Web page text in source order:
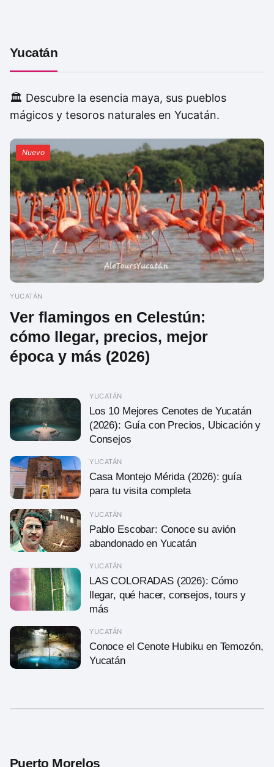
Yucatán
🏛️ Descubre la esencia maya, sus pueblos
mágicos y tesoros naturales en Yucatán.
Nuevo
YUCATÁN
Ver flamingos en Celestún:
cómo llegar, precios, mejor
época y más (2026)
YUCATÁN
Los 10 Mejores Cenotes de Yucatán
(2026): Guía con Precios, Ubicación y
Consejos
YUCATÁN
Casa Montejo Mérida (2026): guía
para tu visita completa
YUCATÁN
Pablo Escobar: Conoce su avión
abandonado en Yucatán
YUCATÁN
LAS COLORADAS (2026): Cómo
llegar, qué hacer, consejos, tours y
más
YUCATÁN
Conoce el Cenote Hubiku en Temozón,
Yucatán
Puerto Morelos